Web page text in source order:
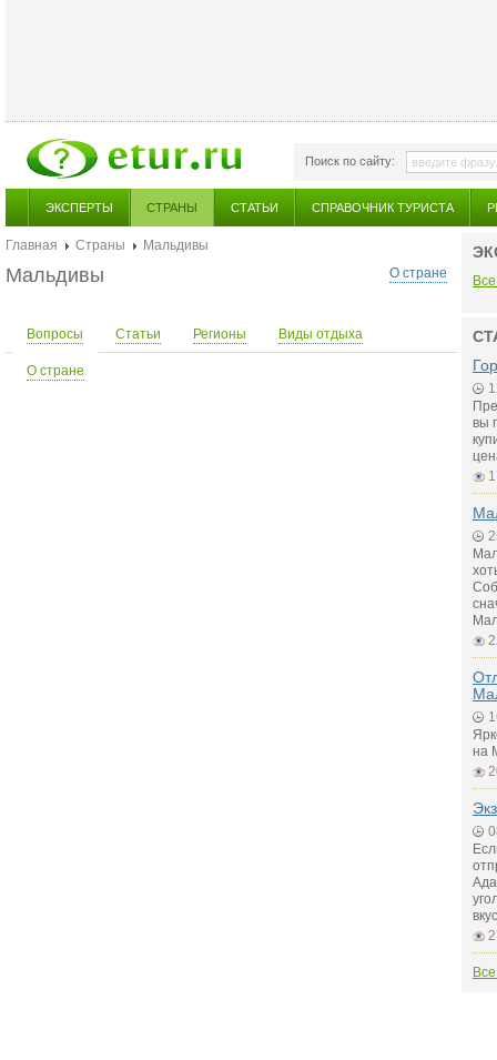
Поиск по сайту:
ЭКСПЕРТЫ СТРАНЫ СТАТЬИ СПРАВОЧНИК ТУРИСТА
Главная Страны
Мальдивы
О стране
Мальдивы
Вопросы Статьи Регионы Виды отдыха
О стране
вы
на